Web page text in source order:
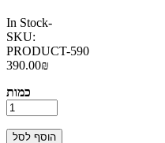
In Stock-
SKU:
PRODUCT-590
390.00₪
כמות